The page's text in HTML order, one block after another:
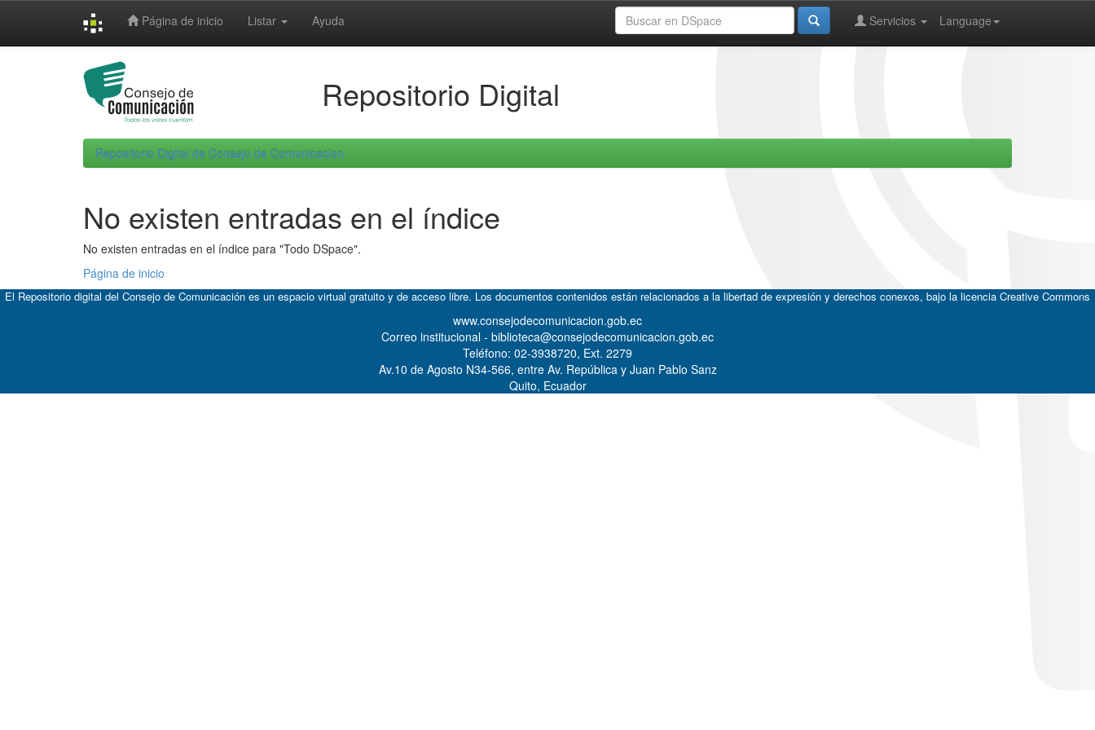
Página de inicio Listar Ayuda Language
Servicios
Repositorio Digital
Repositorio Digital de Consejo de Comunicacion
No existen entradas en el índice
No existen entradas en el índice para "Todo DSpace".
Página de inicio
El Repositorio digital del Consejo de Comunicación es un espacio virtual gratuito y de acceso libre. Los documentos contenidos están relacionados a la libertad de expresión y derechos conexos, bajo la licencia Creative Commons
www.consejodecomunicacion.gob.ec
Correo institucional - biblioteca@consejodecomunicacion.gob.ec
Teléfono: 02-3938720, Ext. 2279
Av.10 de Agosto N34-566, entre Av. República y Juan Pablo Sanz
Quito, Ecuador